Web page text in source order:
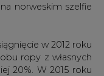
norweskim szelfie
w 2012 roku
ropy z własnych
20%. W 2015 roku